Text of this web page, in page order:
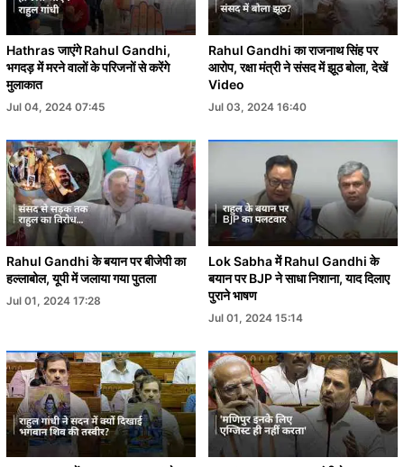
Hathras जाएंगे Rahul Gandhi,
भगदड़ में मरने वालों के परिजनों से करेंगे
मुलाकात
Jul 04, 2024 07:45
Rahul Gandhi का राजनाथ सिंह पर
आरोप, रक्षा मंत्री ने संसद में झूठ बोला, देखें
Video
Jul 03, 2024 16:40
Rahul Gandhi के बयान पर बीजेपी का
हल्लाबोल, यूपी में जलाया गया पुतला
Jul 01, 2024 17:28
Lok Sabha में Rahul Gandhi के
बयान पर BJP ने साधा निशाना, याद दिलाए
पुराने भाषण
Jul 01, 2024 15:14